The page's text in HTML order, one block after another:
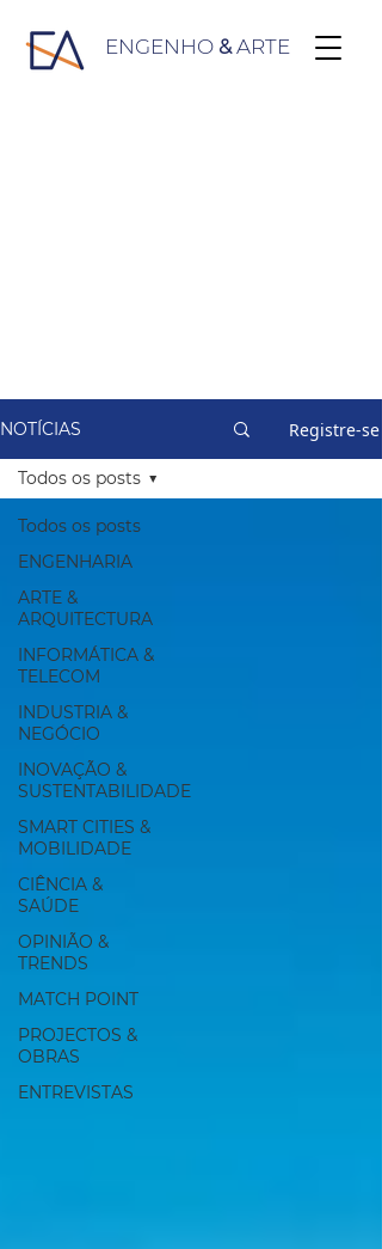
ENGENHO &ARTE
NOTÍCIAS Registre-se
Todos os posts
ENGENHARIA
ARTE &
ARQUITECTURA
INFORMÁTICA &
TELECOM
INDUSTRIA &
NEGÓCIO
INOVAÇÃO &
SUSTENTABILIDADE
SMART CITIES &
MOBILIDADE
CIÊNCIA &
SAÚDE
OPINIÃO &
TRENDS
MATCH POINT
PROJECTOS &
OBRAS
ENTREVISTAS
Todos os posts